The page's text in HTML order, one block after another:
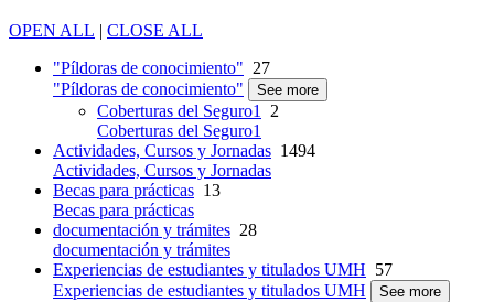
OPEN ALL | CLOSE ALL
"Píldoras de conocimiento" 27
"Píldoras de conocimiento"
See more
Coberturas del Seguro1
2
Coberturas del Seguro1
Actividades, Cursos y Jornadas 1494
Actividades, Cursos y Jornadas
Becas para prácticas 13
Becas para prácticas
documentación y trámites 28
documentación y trámites
Experiencias de estudiantes y titulados UMH 57
Experiencias de estudiantes y titulados UMH
See more